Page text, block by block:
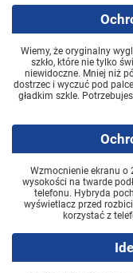
Wiemy, że oryginalny
szkło, które nie tylko
niewidoczne. Mniej niż
dostrzec i wyczuć pod
gładkim szkle.
Wzmocnienie ekranu o
wysokości na twarde
telefonu. Hybryda
wyświetlacz przed
korzystać z